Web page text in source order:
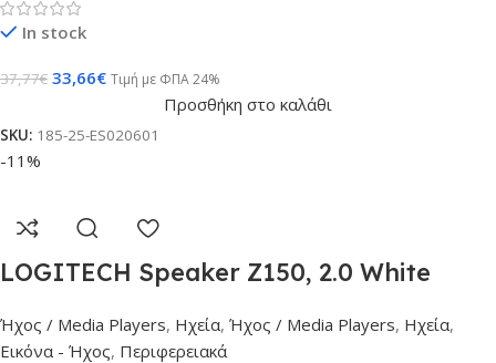
In stock
37,77€ 33,66€ Τιμή με ΦΠΑ 24%
Προσθήκη στο καλάθι
SKU: 185-25-ES020601
-11%
LOGITECH Speaker Z150, 2.0 White
Ήχος / Media Players, Ηχεία, Ήχος / Media Players, Ηχεία,
Εικόνα - Ήχος, Περιφερειακά